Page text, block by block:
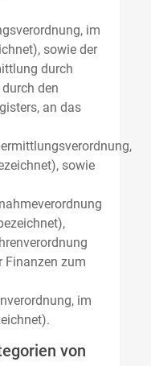
im
sowie der
durch
den
an das
sowie
Finanzen zum
im
von